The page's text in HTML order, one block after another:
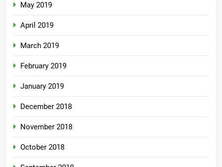
May 2019
April 2019
March 2019
February 2019
January 2019
December 2018
November 2018
October 2018